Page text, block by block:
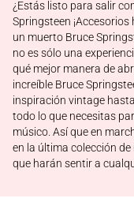
¿Estás listo para salir
Springsteen ¡Accesorios
un muerto Bruce
no es sólo una
qué mejor manera de
increíble Bruce
inspiración vintage
todo lo que necesitas
músico. Así que en
en la última colección
que harán sentir a